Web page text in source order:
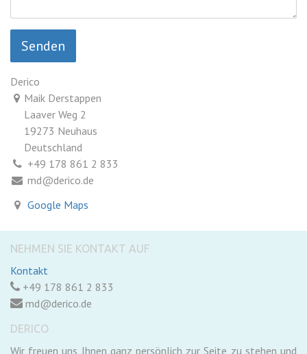
Senden
Derico
Maik Derstappen
Laaver Weg 2
19273 Neuhaus
Deutschland
+49 178 861 2 833
md@derico.de
Google Maps
NEHMEN SIE KONTAKT AUF
Kontakt
+49 178 861 2 833
md@derico.de
DERICO
Wir freuen uns Ihnen ganz persönlich zur Seite zu stehen und